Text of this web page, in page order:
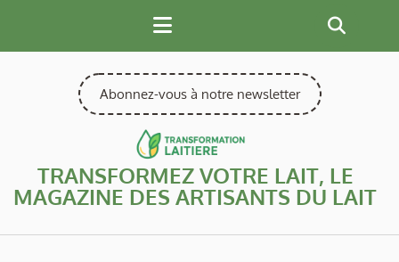
content
Abonnez-vous à notre newsletter
TRANSFORMEZ VOTRE LAIT, LE
MAGAZINE DES ARTISANTS DU LAIT